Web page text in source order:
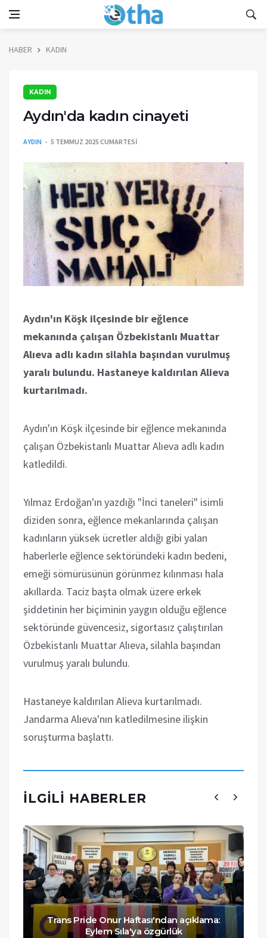
HABER KADIN
KADIN
Aydın'da kadın cinayeti
AYDIN 5 TEMMUZ 2025 CUMARTESI
Aydın'ın Köşk ilçesinde bir eğlence
mekanında çalışan Özbekistanlı Muattar
Alıeva adlı kadın silahla başından vurulmuş
yaralı bulundu. Hastaneye kaldırılan Alieva
kurtarılmadı.
Aydın'ın Köşk ilçesinde bir eğlence mekanında
çalışan Özbekistanlı Muattar Alıeva adlı kadın
katledildi.
Yılmaz Erdoğan'ın yazdığı "İnci taneleri" isimli
diziden sonra, eğlence mekanlarında çalışan
kadınların yüksek ücretler aldığı gibi yalan
haberlerle eğlence sektöründeki kadın bedeni,
emeği sömürüsünün görünmez kılınması hala
akıllarda. Taciz başta olmak üzere erkek
şiddetinin her biçiminin yaygın olduğu eğlence
sektöründe güvencesiz, sigortasız çalıştırılan
Özbekistanlı Muattar Alıeva, silahla başından
vurulmuş yaralı bulundu.
Hastaneye kaldırılan Alieva kurtarılmadı.
Jandarma Alıeva'nın katledilmesine ilişkin
soruşturma başlattı.
İLGILI HABERLER
Trans Pride Onur Haftası'ndan açıklama:
Eylem Sıla'ya özgürlük